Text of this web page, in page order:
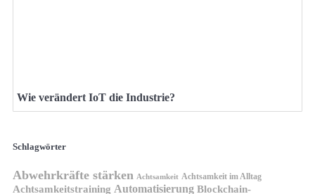
Wie verändert IoT die Industrie?
Schlagwörter
Abwehrkräfte stärken Achtsamkeit Achtsamkeit im Alltag
Achtsamkeitstraining Automatisierung Blockchain-